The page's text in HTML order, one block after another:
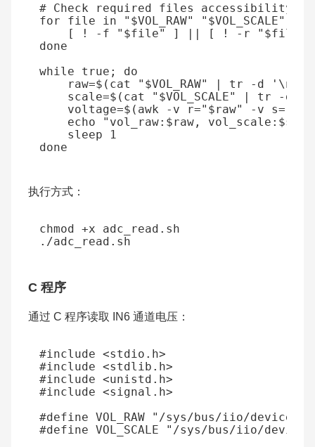
# Check required files accessibility
for file in " $VOL_RAW" " $VOL_SCALE"
[
! -f " $file" ] || [ ! -r " $file
done
while true ;
do
raw=$( cat " $VOL_RAW" | tr -d
'\n\r
scale=$( cat " $VOL_SCALE" | tr -d
voltage=$( awk -v r=" $raw" -v s=
echo
"vol_raw: $raw , vol_scale:
    sleep
1
done
执行方式：
C 程序
通过 C 程序读取 IN6 通道电压：
#include <stdio.h>
#include <stdlib.h>
#include <unistd.h>
#include <signal.h>
#define VOL_RAW "/sys/bus/iio/
#define VOL_SCALE "/sys/bus/iio/